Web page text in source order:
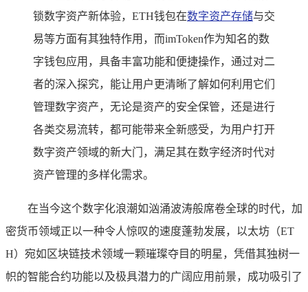
锁数字资产新体验，ETH钱包在数字资产存储与交
易等方面有其独特作用，而imToken作为知名的数
字钱包应用，具备丰富功能和便捷操作，通过对二
者的深入探究，能让用户更清晰了解如何利用它们
管理数字资产，无论是资产的安全保管，还是进行
各类交易流转，都可能带来全新感受，为用户打开
数字资产领域的新大门，满足其在数字经济时代对
资产管理的多样化需求。
在当今这个数字化浪潮如汹涌波涛般席卷全球的时代，加
密货币领域正以一种令人惊叹的速度蓬勃发展，以太坊（ET
H）宛如区块链技术领域一颗璀璨夺目的明星，凭借其独树一
帜的智能合约功能以及极具潜力的广阔应用前景，成功吸引了